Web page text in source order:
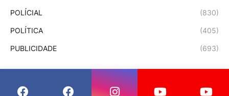
POLÍCIAL (830)
POLÍTICA (405)
PUBLICIDADE (693)